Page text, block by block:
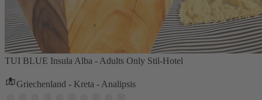
TUI BLUE Insula Alba - Adults Only Stil-Hotel
Griechenland - Kreta - Analipsis